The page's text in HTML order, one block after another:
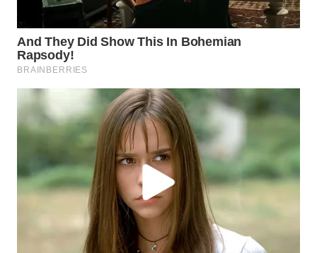
WN
PURWAKARTA
WN
PRIANGAN
TIMUR
WN
WN
SOLO
BOROBUDUR